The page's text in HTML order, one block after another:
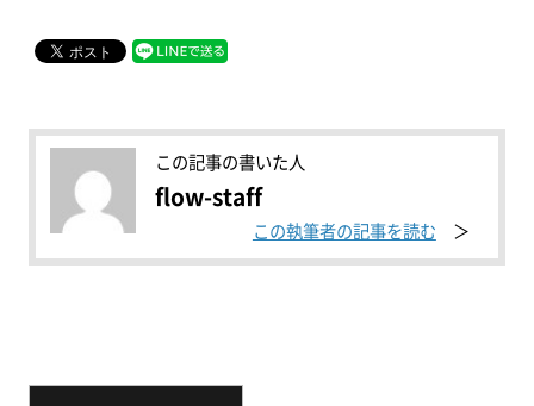
この記事の書いた人
flow-staff
この執筆者の記事を読む